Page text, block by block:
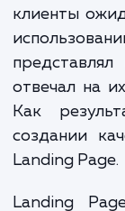
Вы
но ваши
клиенты
отвечал
Как